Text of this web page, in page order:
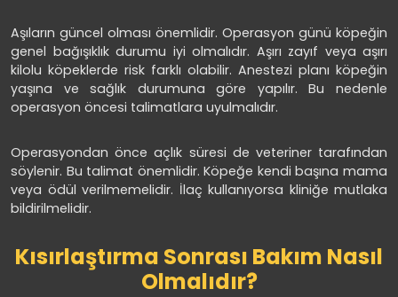
Aşıların güncel olması önemlidir. Operasyon günü köpeğin
genel bağışıklık durumu iyi olmalıdır. Aşırı zayıf veya aşırı
kilolu köpeklerde risk farklı olabilir. Anestezi planı köpeğin
yaşına ve sağlık durumuna göre yapılır. Bu nedenle
operasyon öncesi talimatlara uyulmalıdır.
Operasyondan önce açlık süresi de veteriner tarafından
söylenir. Bu talimat önemlidir. Köpeğe kendi başına mama
veya ödül verilmemelidir. İlaç kullanıyorsa kliniğe mutlaka
bildirilmelidir.
Kısırlaştırma Sonrası Bakım Nasıl
Olmalıdır?